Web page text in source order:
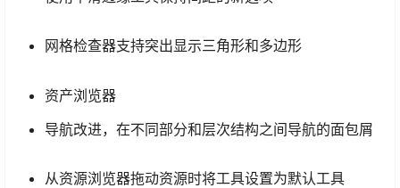
网格检查器支持突出显示三角形和多边形
资产浏览器
导航改进，在不同部分和层次结构之间导航的面包屑
从资源浏览器拖动资源时将工具设置为默认工具